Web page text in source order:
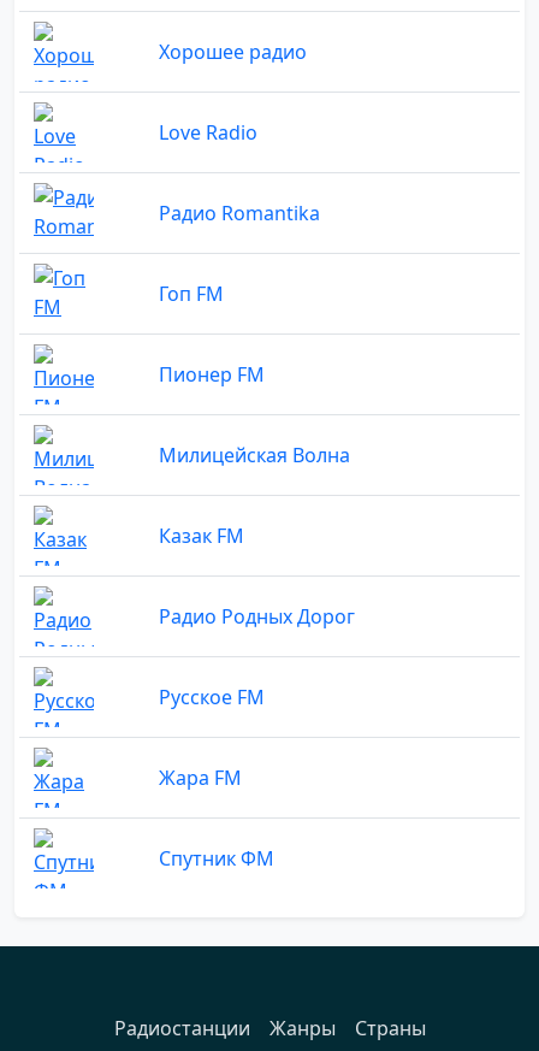
Хорошее радио
Love Radio
Радио Romantika
Гоп FM
Пионер FM
Милицейская Волна
Казак FM
Радио Родных Дорог
Русское FM
Жара FM
Спутник ФМ
Радиостанции Жанры Страны